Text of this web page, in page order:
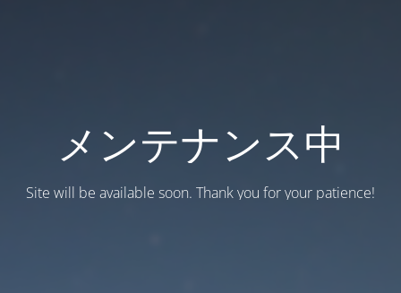
メンテナンス中
Site will be available soon. Thank you for your patience!